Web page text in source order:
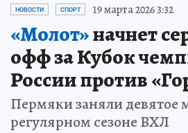
НОВОСТИ СПОРТ 19 марта 2026 3:32
«Молот»начнет
офф за Кубок
России против
Пермяки заняли девятое
регулярном сезоне ВХЛ